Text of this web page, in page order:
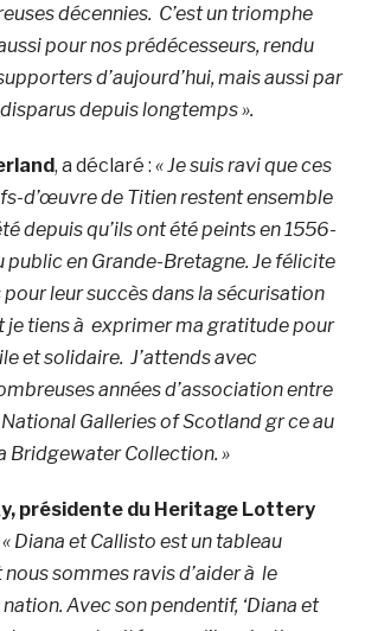
décennies. C’est un triomphe
pour nos prédécesseurs, rendu
d’aujourd’hui, mais aussi par
depuis longtemps ».
, a déclaré : « Je suis ravi que ces
d’œuvre de Titien restent ensemble
depuis qu’ils ont été peints en 1556-
public en Grande-Bretagne. Je félicite
leur succès dans la sécurisation
je tiens à exprimer ma gratitude pour
et solidaire. J’attends avec
années d’association entre
Galleries of Scotland gr ce au
Bridgewater Collection. »
présidente du Heritage Lottery
« Diana et Callisto est un tableau
sommes ravis d’aider à le
Avec son pendentif, ‘Diana et